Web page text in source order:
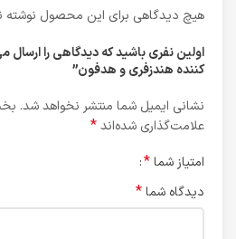
هیچ دیدگاهی برای این محصول
اولین نفری باشید که دیدگاهی را ارسال
کننده هندزفری و هدفون”
نشانی ایمیل شما منتشر نخواهد شد.
علامت‌گذاری شده‌اند*
امتیاز شما*
دیدگاه شما*